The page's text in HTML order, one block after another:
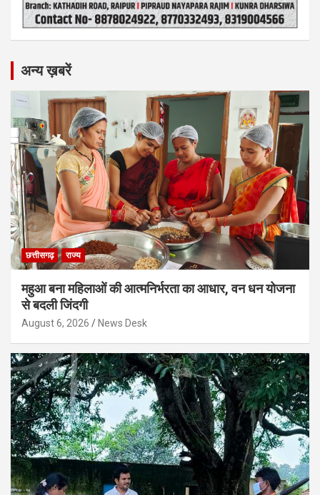
अन्य ख़बरें
छत्तीसगढ़ राज्य
महुआ बना महिलाओं की आत्मनिर्भरता का आधार, वन धन योजना
से बदली जिंदगी
August 6, 2026 News Desk